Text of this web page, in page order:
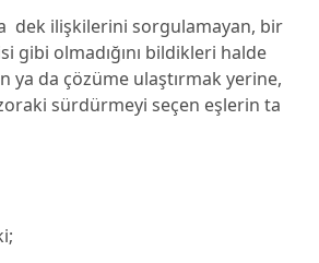
dek ilişkilerini sorgulamayan, bir
gibi olmadığını bildikleri halde
ya da çözüme ulaştırmak yerine,
sürdürmeyi seçen eşlerin ta